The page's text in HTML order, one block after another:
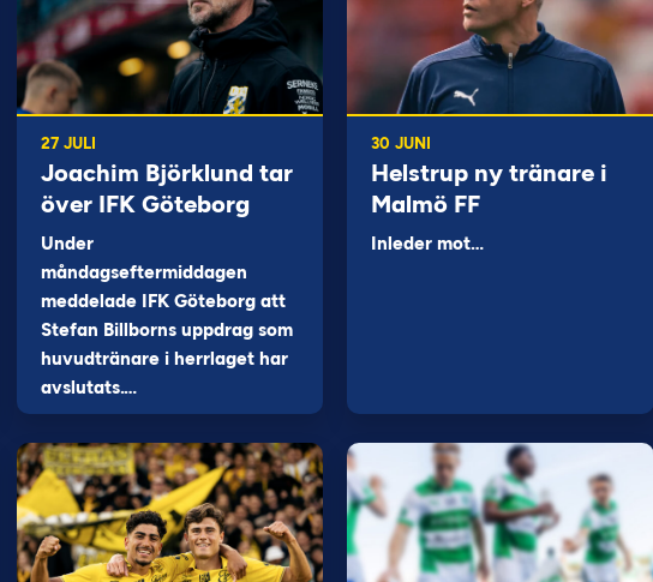
27 JULI
Joachim Björklund tar
över IFK Göteborg
Under
måndagseftermiddagen
meddelade IFK Göteborg att
Stefan Billborns uppdrag som
huvudtränare i herrlaget har
avslutats.…
30 JUNI
Helstrup ny tränare i
Malmö FF
Inleder mot…